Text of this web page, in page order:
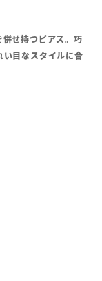
せ持つピアス。巧
目なスタイルに合